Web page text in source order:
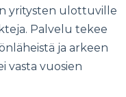
yritysten ulottuville
Palvelu tekee
ja arkeen
vasta vuosien